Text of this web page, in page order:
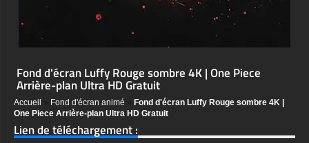
Fond d'écran Luffy Rouge sombre 4K | One Piece
Arrière-plan Ultra HD Gratuit
Accueil Fond d'écran animé
Fond d'écran Luffy Rouge sombre 4K |
One Piece Arrière-plan Ultra HD Gratuit
Lien de téléchargement :